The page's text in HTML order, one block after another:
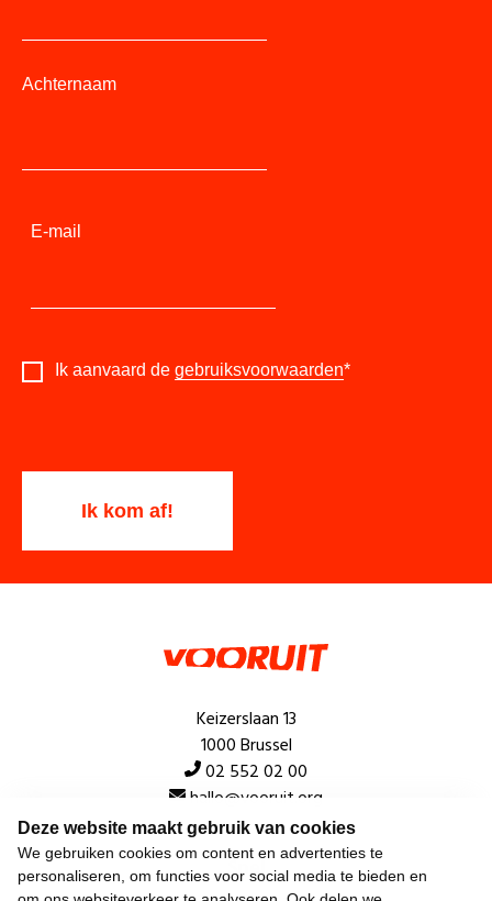
Deze website maakt gebruik van cookies
We gebruiken cookies om content en advertenties te
personaliseren, om functies voor social media te bieden en
Achternaam
E-mail
Ik aanvaard de gebruiksvoorwaarden*
Keizerslaan 13
1000 Brussel
02 552 02 00
hallo@vooruit.org
Snel